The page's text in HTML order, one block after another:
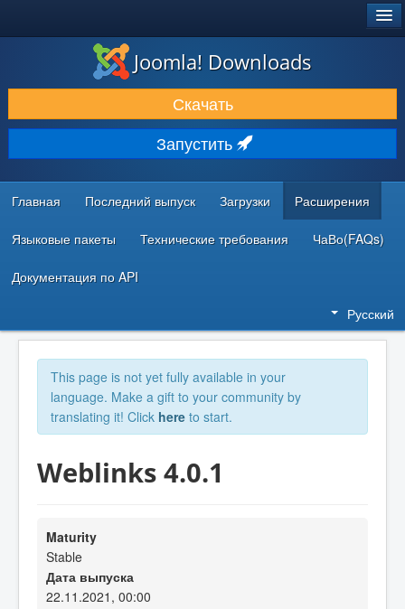
ЗАГРУЗКИ И РАСШИРЕНИЯ
ДОКУМЕНТАЦИЯ И ОБУЧЕНИЕ
СООБЩЕСТВО И ПОДДЕРЖКА
РЕСУРСЫ ДЛЯ РАЗРАБОТЧИКОВ
Joomla! Downloads
Скачать
Запустить
Главная Последний выпуск Загрузки Расширения
Языковые пакеты Технические требования ЧаВо(FAQs)
Документация по API
Русский
This page is not yet fully available in your
language. Make a gift to your community by
translating it! Click here to start.
Weblinks 4.0.1
Maturity
Stable
Дата выпуска
22.11.2021, 00:00